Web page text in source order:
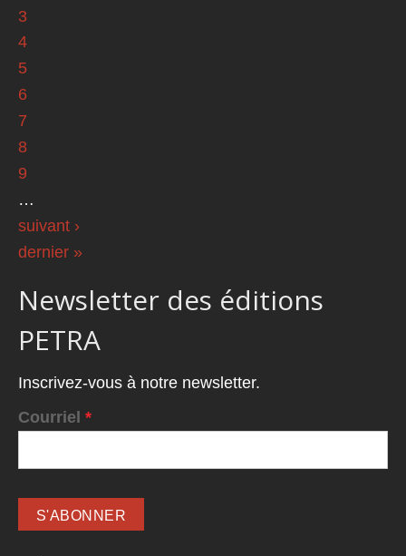
3
4
5
6
7
8
9
…
suivant ›
dernier »
Newsletter des éditions
PETRA
Inscrivez-vous à notre newsletter.
Courriel *